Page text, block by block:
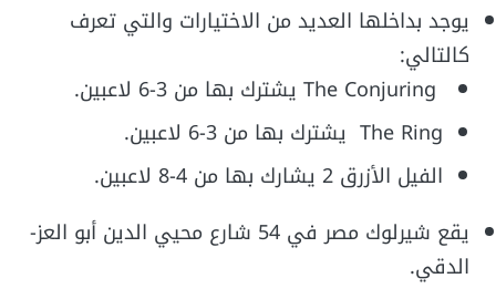
يوجد بداخلها العديد من الاختيارات والتي تعرف
كالتالي:
The Ring يشترك بها من 3-6 لاعبين.
الفيل الأزرق 2 يشارك بها من 4-8 لاعبين.
يقع شيرلوك مصر في 54 شارع محيي الدين أبو العز-
الدقي.